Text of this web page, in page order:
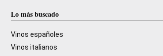
Lo más buscado
Vinos españoles
Vinos italianos